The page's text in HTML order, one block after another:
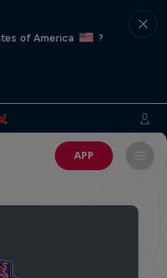
of America
?
APP